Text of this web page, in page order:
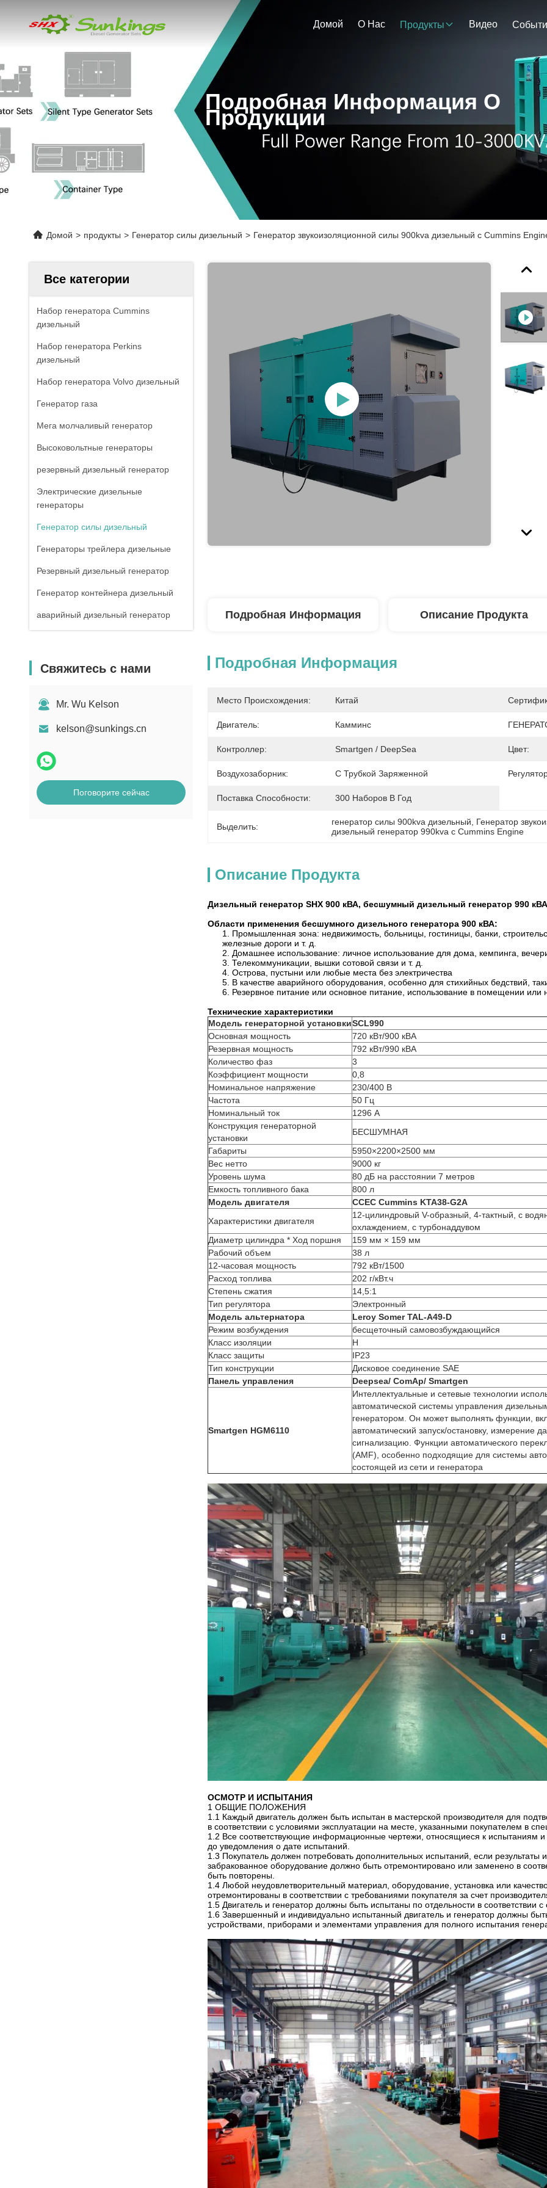
Домой О Нас Продукты Видео
Подробная Информация О
Продукции
Домой > продукты > Генератор силы дизельный > Генератор звукоизоляционной силы 900kva дизельный с Cummins
Все категории
Набор генератора Cummins
дизельный
Набор генератора Perkins
дизельный
Набор генератора Volvo дизельный
Генератор газа
Мега молчаливый генератор
Высоковольтные генераторы
резервный дизельный генератор
Электрические дизельные
генераторы
Генератор силы дизельный
Генераторы трейлера дизельные
Резервный дизельный генератор
Генератор контейнера дизельный
аварийный дизельный генератор
Свяжитесь с нами
Mr. Wu Kelson
kelson@sunkings.cn
Поговорите сейчас
Подробная Информация Описание Продукта
Подробная Информация
Место Происхождения: Китай
Двигатель: Камминс
Контроллер: Smartgen / DeepSea Цвет:
Воздухозаборник: С Трубкой Заряженной
Поставка Способности: 300 Наборов В Год
Выделить: генератор силы 900kva дизельный
Генератор
дизельный генератор 990kva с Cummins Engine
Описание Продукта
Дизельный генератор SHX 900 кВА, бесшумный дизельный генератор 990
Области применения бесшумного дизельного генератора 900 кВА:
1. Промышленная зона: недвижимость, больницы, гостиницы, банки,
железные дороги и т. д.
2. Домашнее использование: личное использование для дома, кемпинга,
3. Телекоммуникации, вышки сотовой связи и т. д.
4. Острова, пустыни или любые места без электричества
5. В качестве аварийного оборудования, особенно для стихийных бедствий,
6. Резервное питание или основное питание, использование в помещении или
Технические характеристики
Модель генераторной установкиSCL990
Основная мощность
720 кВт/900 кВА
Резервная мощность
792 кВт/990 кВА
Количество фаз
3
Коэффициент мощности
0,8
Номинальное напряжение
230/400 В
Частота
50 Гц
Номинальный ток
1296 А
Конструкция генераторной
установки
БЕСШУМНАЯ
Габариты
5950×2200×2500 мм
Вес нетто
9000 кг
Уровень шума
80 дБ на расстоянии 7 метров
Емкость топливного бака
800 л
Модель двигателя
CCEC Cummins KTA38-G2A
Характеристики двигателя
12-цилиндровый V-образный, 4-тактный, с
охлаждением, с турбонаддувом
Диаметр цилиндра * Ход поршня
159 мм × 159 мм
Рабочий объем
38 л
12-часовая мощность
792 кВт/1500
Расход топлива
202 г/кВт.ч
Степень сжатия
14,5:1
Тип регулятора
Электронный
Модель альтернатора
Leroy Somer TAL-A49-D
Режим возбуждения
бесщеточный самовозбуждающийся
Класс изоляции
H
Класс защиты
IP23
Тип конструкции
Дисковое соединение SAE
Панель управления
Deepsea/ ComAp/ Smartgen
Smartgen HGM6110
Интеллектуальные и сетевые технологии
автоматической системы управления
генератором. Он может выполнять функции,
автоматический запуск/остановку, измерение
сигнализацию. Функции автоматического
(AMF), особенно подходящие для системы
состоящей из сети и генератора
ОСМОТР И ИСПЫТАНИЯ
1 ОБЩИЕ ПОЛОЖЕНИЯ
1.1 Каждый двигатель должен быть испытан в мастерской производителя для
в соответствии с условиями эксплуатации на месте, указанными покупателем в
1.2 Все соответствующие информационные чертежи, относящиеся к испытаниям
до уведомления о дате испытаний.
1.3 Покупатель должен потребовать дополнительных испытаний, если
забракованное оборудование должно быть отремонтировано или заменено в
быть повторены.
1.4 Любой неудовлетворительный материал, оборудование, установка или
отремонтированы в соответствии с требованиями покупателя за счет
1.5 Двигатель и генератор должны быть испытаны по отдельности в
1.6 Завершенный и индивидуально испытанный двигатель и генератор должны
устройствами, приборами и элементами управления для полного испытания